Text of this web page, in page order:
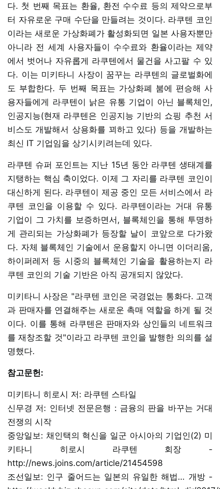
다. 첫 번째 목표는 환율, 환전 수수료 등의 제약으로부
터 자유로운 구매 수단을 만들려는 것이다. 라쿠텐 코인
이라는 새로운 가상화폐가 활성화되면 일본 사용자뿐만
아니라 전 세계 사용자들이 수수료와 환율이라는 제약
에서 벗어나 자유롭게 라쿠텐에서 물건을 사고팔 수 있
다. 이는 미키타니 사장이 꿈꾸는 라쿠텐의 글로벌화에
도 부합한다. 두 번째 목표는 가상화폐 붐에 편승해 사
용자들에게 라쿠텐이 낡은 유통 기업이 아닌 블록체인,
인공지능(현재 라쿠텐은 인공지능 기반의 쇼핑 추천 서
비스도 개발해서 상용화를 꾀하고 있다) 등을 개발하는
최신 IT 기업임을 상기시키려는데 있다.
라쿠텐 슈퍼 포인트는 지난 15년 동안 라쿠텐 생태계를
지탱하는 핵심 축이었다. 이제 그 자리를 라쿠텐 코인이
대신하게 된다. 라쿠텐이 제공 중인 모든 서비스에서 라
쿠텐 코인을 이용할 수 있다. 라쿠텐이라는 거대 유통
기업이 그 가치를 보증하면서, 블록체인을 통해 투명하
게 관리되는 가상화폐가 등장할 날이 코앞으로 다가왔
다. 자체 블록체인 기술에서 운용할지 아니면 이더리움,
하이퍼레저 등 시중의 블록체인 기술을 활용하는지 라
쿠텐 코인의 기술 기반은 아직 공개되지 않았다.
미키타니 사장은 "라쿠텐 코인은 국경없는 통화다. 고객
과 판매자를 연결해주는 새로운 촉매 역할을 하게 될 것
이다. 이를 통해 라쿠텐은 판매자와 상인들의 네트워크
를 재창조할 것"이라고 라쿠텐 코인을 발행한 의의를 설
명했다.
참고문헌:
미키타니 히로시 저: 라쿠텐 스타일
신무경 저: 인터넷 전문은행 : 금융의 판을 바꾸는 거대
전쟁의 시작
중앙일보: 채인택의 혁신을 일군 아시아의 기업인(2) 미
키타니 히로시 라쿠텐 회장 -
http://news.joins.com/article/21454598
조선일보: 인구 줄어드는 일본의 유일한 해법… 개방 -